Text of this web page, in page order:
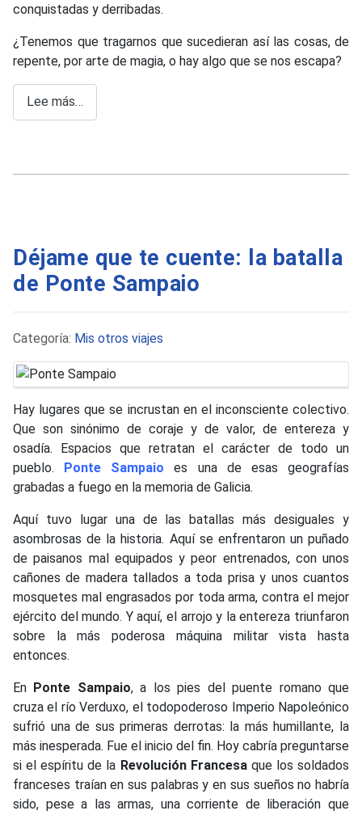
conquistadas y derribadas.
¿Tenemos que tragarnos que sucedieran así las cosas, de
repente, por arte de magia, o hay algo que se nos escapa?
Lee más…
Déjame que te cuente: la batalla
de Ponte Sampaio
Detalles
Categoría: Mis otros viajes
Hay lugares que se incrustan en el inconsciente colectivo.
Que son sinónimo de coraje y de valor, de entereza y
osadía. Espacios que retratan el carácter de todo un
pueblo.
Ponte Sampaio es una de esas geografías
grabadas a fuego en la memoria de Galicia.
Aquí tuvo lugar una de las batallas más desiguales y
asombrosas de la historia. Aquí se enfrentaron un puñado
de paisanos mal equipados y peor entrenados, con unos
cañones de madera tallados a toda prisa y unos cuantos
mosquetes mal engrasados por toda arma, contra el mejor
ejército del mundo. Y aquí, el arrojo y la entereza triunfaron
sobre la más poderosa máquina militar vista hasta
entonces.
En Ponte Sampaio, a los pies del puente romano que
cruza el río Verduxo, el todopoderoso Imperio Napoleónico
sufrió una de sus primeras derrotas: la más humillante, la
más inesperada. Fue el inicio del fin. Hoy cabría preguntarse
si el espíritu de la Revolución Francesaque los soldados
franceses traían en sus palabras y en sus sueños no habría
sido, pese a las armas, una corriente de liberación que